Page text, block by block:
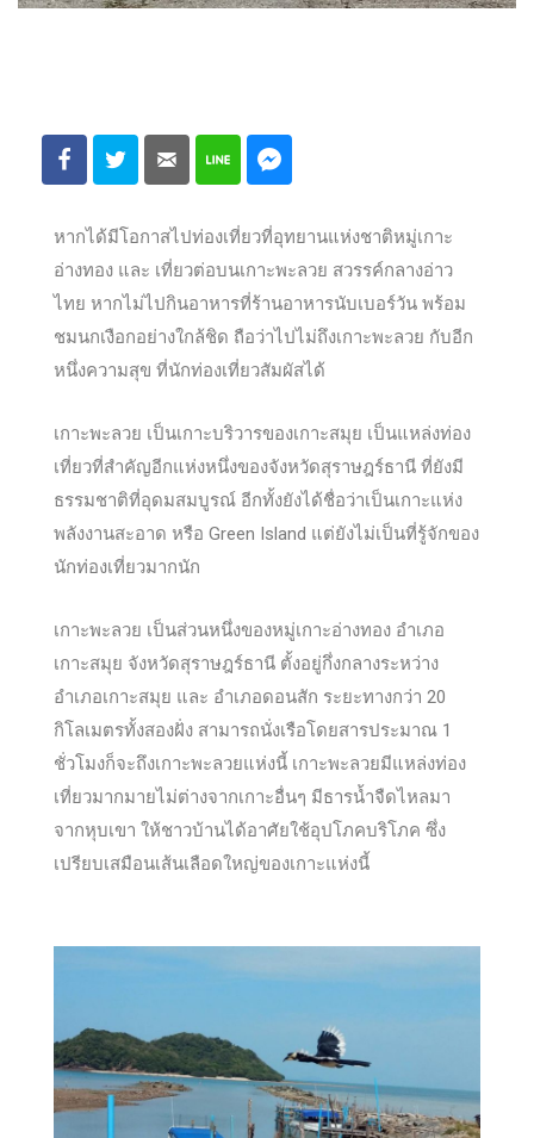
หากได้มีโอกาสไปท่องเที่ยวที่อุทยานแห่งชาติหมู่เกาะ
อ่างทอง และ เที่ยวต่อบนเกาะพะลวย สวรรค์กลางอ่าว
ไทย หากไม่ไปกินอาหารที่ร้านอาหารนับเบอร์วัน พร้อม
ชมนกเงือกอย่างใกล้ชิด ถือว่าไปไม่ถึงเกาะพะลวย กับอีก
หนึ่งความสุข ที่นักท่องเที่ยวสัมผัสได้
เกาะพะลวย เป็นเกาะบริวารของเกาะสมุย เป็นแหล่งท่อง
เที่ยวที่สำคัญอีกแห่งหนึ่งของจังหวัดสุราษฎร์ธานี ที่ยังมี
ธรรมชาติที่อุดมสมบูรณ์ อีกทั้งยังได้ชื่อว่าเป็นเกาะแห่ง
พลังงานสะอาด หรือ Green Island แต่ยังไม่เป็นที่รู้จักของ
นักท่องเที่ยวมากนัก
เกาะพะลวย เป็นส่วนหนึ่งของหมู่เกาะอ่างทอง อำเภอ
เกาะสมุย จังหวัดสุราษฎร์ธานี ตั้งอยู่กึ่งกลางระหว่าง
อำเภอเกาะสมุย และ อำเภอดอนสัก ระยะทางกว่า 20
กิโลเมตรทั้งสองฝั่ง สามารถนั่งเรือโดยสารประมาณ 1
ชั่วโมงก็จะถึงเกาะพะลวยแห่งนี้ เกาะพะลวยมีแหล่งท่อง
เที่ยวมากมายไม่ต่างจากเกาะอื่นๆ มีธารน้ำจืดไหลมา
จากหุบเขา ให้ชาวบ้านได้อาศัยใช้อุปโภคบริโภค ซึ่ง
เปรียบเสมือนเส้นเลือดใหญ่ของเกาะแห่งนี้